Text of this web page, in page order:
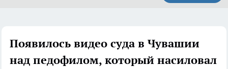
Появилось видео суда в Чувашии
над педофилом, который насиловал